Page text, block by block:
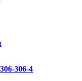
306-4